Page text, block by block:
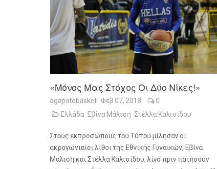
«Μόνος Μας Στόχος Οι Δύο Νίκες!»
agapotobasket Φεβ 07, 2018
0
Ελλάδα
Εβίνα Μάλτση Στέλλα Καλτσίδου
Στους εκπροσώπους του Τύπου μίλησαν οι
ακρογωνιαίοι λίθοι της Εθνικής Γυναικών, Εβίνα
Μάλτση και Στέλλα Καλτσίδου, λίγο πριν πατήσουν